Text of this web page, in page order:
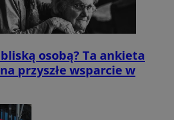
osobą? Ta ankieta
przyszłe wsparcie w